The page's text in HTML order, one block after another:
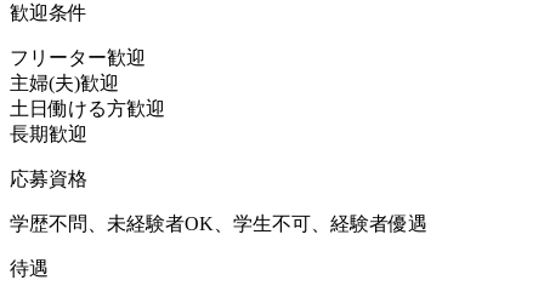
歓迎条件
フリーター歓迎
主婦(夫)歓迎
土日働ける方歓迎
長期歓迎
応募資格
学歴不問、未経験者OK、学生不可、経験者優遇
待遇